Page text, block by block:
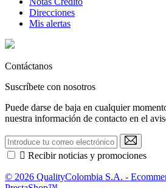
Direcciones
Mis alertas
Contáctanos
Suscríbete con nosotros
Puede darse de baja en cualquier
nuestra información de contacto en el
 Recibir noticias y promociones
© 2026 QualityColombia S.A. -